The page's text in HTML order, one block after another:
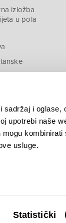
i oglase,
upotrebi naše
usluge.
Statistički
izložba
u pola